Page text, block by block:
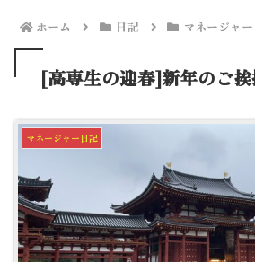
ホーム 日記 マネージャ
[高専生の迎春]新年のご挨
マネージャー日記